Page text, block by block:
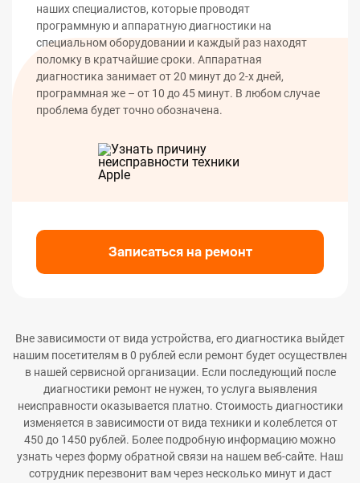
наших специалистов, которые проводят
программную и аппаратную диагностики на
специальном оборудовании и каждый раз находят
поломку в кратчайшие сроки. Аппаратная
диагностика занимает от 20 минут до 2-х дней,
программная же – от 10 до 45 минут. В любом случае
проблема будет точно обозначена.
Записаться на ремонт
Вне зависимости от вида устройства, его диагностика выйдет
нашим посетителям в 0 рублей если ремонт будет осуществлен
в нашей сервисной организации. Если последующий после
диагностики ремонт не нужен, то услуга выявления
неисправности оказывается платно. Стоимость диагностики
изменяется в зависимости от вида техники и колеблется от
450 до 1450 рублей. Более подробную информацию можно
узнать через форму обратной связи на нашем веб-сайте. Наш
сотрудник перезвонит вам через несколько минут и даст